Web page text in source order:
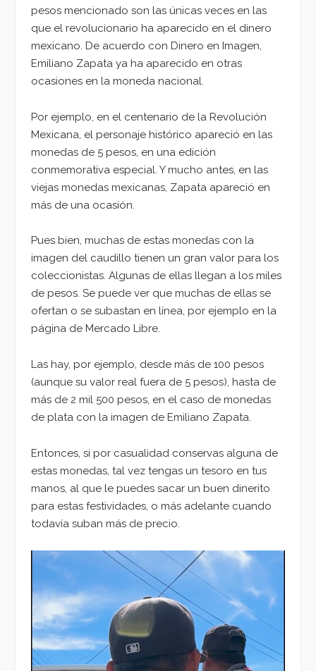
pesos mencionado son las únicas veces en las
que el revolucionario ha aparecido en el dinero
mexicano. De acuerdo con Dinero en Imagen,
Emiliano Zapata ya ha aparecido en otras
ocasiones en la moneda nacional.
Por ejemplo, en el centenario de la Revolución
Mexicana, el personaje histórico apareció en las
monedas de 5 pesos, en una edición
conmemorativa especial. Y mucho antes, en las
viejas monedas mexicanas, Zapata apareció en
más de una ocasión.
Pues bien, muchas de estas monedas con la
imagen del caudillo tienen un gran valor para los
coleccionistas. Algunas de ellas llegan a los miles
de pesos. Se puede ver que muchas de ellas se
ofertan o se subastan en línea, por ejemplo en la
página de Mercado Libre.
Las hay, por ejemplo, desde más de 100 pesos
(aunque su valor real fuera de 5 pesos), hasta de
más de 2 mil 500 pesos, en el caso de monedas
de plata con la imagen de Emiliano Zapata.
Entonces, si por casualidad conservas alguna de
estas monedas, tal vez tengas un tesoro en tus
manos, al que le puedes sacar un buen dinerito
para estas festividades, o más adelante cuando
todavía suban más de precio.
Reproductor
vídeo